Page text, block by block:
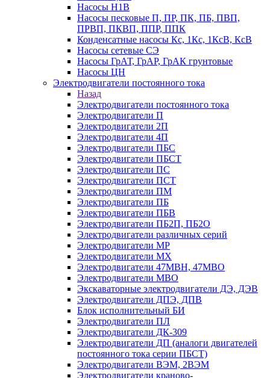
Насосы Н1В
Насосы песковые П, ПР, ПК, ПБ, ПВП,
ПРВП, ПКВП, ППР, ППК
Конденсатные насосы Кс, 1Кс, 1КсВ, КсВ
Насосы сетевые СЭ
Насосы ГрАТ, ГрАР, ГрАК грунтовые
Насосы ЦН
Электродвигатели постоянного тока
Назад
Электродвигатели постоянного тока
Электродвигатели П
Электродвигатели 2П
Электродвигатели 4П
Электродвигатели ПБС
Электродвигатели ПБСТ
Электродвигатели ПС
Электродвигатели ПСТ
Электродвигатели ПМ
Электродвигатели ПБ
Электродвигатели ПБВ
Электродвигатели ПБ2П, ПБ2О
Электродвигатели различных серий
Электродвигатели МР
Электродвигатели MX
Электродвигатели 47MBH, 47МВО
Электродвигатели MBO
Экскаваторные электродвигатели ДЭ, ДЭВ
Электродвигатели ДПЭ, ДПВ
Блок исполнительный БИ
Электродвигатели ПЛ
Электродвигатели ДК-309
Электродвигатели ДП (аналоги двигателей
постоянного тока серии ПБСТ)
Электродвигатели ВЭМ, 2ВЭМ
Электродвигатели краново-